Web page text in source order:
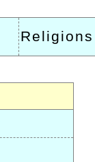
Religions